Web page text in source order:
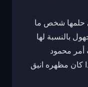
حلمها شخص ما
بالنسبة لها
أمر محمود
كان مظهره انيق